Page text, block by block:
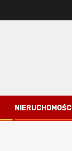
NIERUCHOMOŚCI